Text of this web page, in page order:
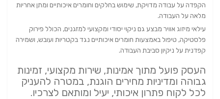
הקפדה על עבודה מדויקת, שימוש בחלקים וחומרים איכותיים ומתן אחריות
מלאה על העבודה.
עילאי מיזוג אוויר מבצע גם ניקוי יסודי ומקצועי למזגנים, הכולל פירוק
פלסטיקה, טיפול באמצעות חומרים איכותיים נגד בקטריות ועובש, ושמירה
קפדנית על ניקיון סביבת העבודה.
העסק פועל מתוך אמינות, שירות מקצועי, זמינות
גבוהה ומדיניות מחירים הוגנת, במטרה להעניק
לכל לקוח פתרון איכותי, יעיל ומותאם לצרכיו.